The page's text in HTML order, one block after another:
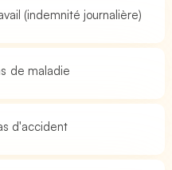
(indemnité journalière)
de maladie
d'accident